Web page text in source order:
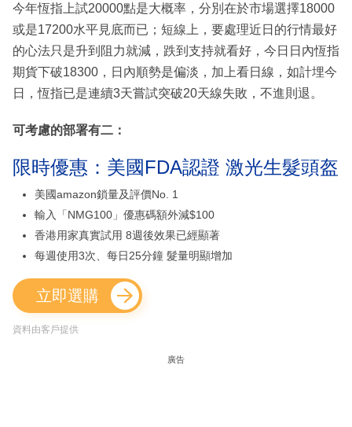
今年恆指上試20000點是大概率，分別在於市場選擇18000
或是17200水平見底而已；短線上，要處理近日的行情最好
的心法只是升到阻力就減，跌到支持就看好，今日日內恆指
期貨下破18300，日內順勢是偏淡，加上看日線，如計埋今
日，恆指已是連續3天嘗試突破20天線失敗，不進則退。
可考慮的部署有二：
限時優惠：美國FDA認證 激光生髮頭盔
美國amazon鎖量及評價No. 1
輸入「NMG100」優惠碼額外減$100
香港用家真實試用 8週後效果已經顯著
每週使用3次、每日25分鐘 髮量明顯增加
立即選購
資料由客戶提供
廣告